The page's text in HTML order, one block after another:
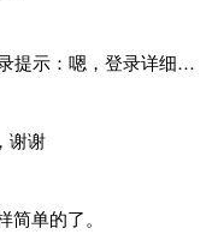
站长，许久没有登陆面板，登录提示：嗯，登录详细信息似乎不正确。请重试。 网站还可以正常使用。如果是密码问题请帮忙重置一下密码。谢谢。订单号：97790，账号：aa20210950。 站长，提交了工单，你回复续期成功，不过我的问题是面部登陆信息有问题，一直是初始密码，现在无法登陆，有时间麻烦排查一下。
谢谢
简单的了。